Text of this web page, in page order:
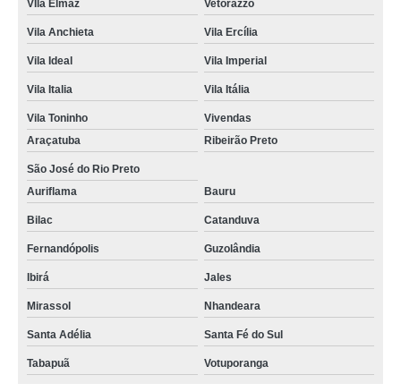
VIla Elmaz Vetorazzo
Vila Anchieta Vila Ercília
Vila Ideal Vila Imperial
Vila Italia Vila Itália
Vila Toninho
Vivendas
Araçatuba
Ribeirão Preto
São José do Rio Preto
Auriflama
Bauru
Bilac Catanduva
Fernandópolis Guzolândia
Ibirá Jales
Mirassol Nhandeara
Santa Adélia Santa Fé do Sul
Tabapuã Votuporanga